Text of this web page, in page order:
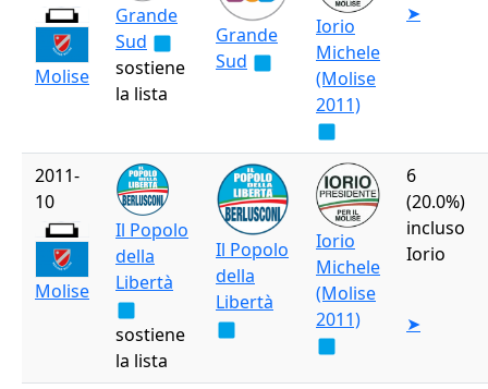
Molise
Grande
Sud
sostiene
la lista
Grande
Sud
Iorio
Michele
(Molise
2011)
➤
2011-
10
Molise
Il Popolo
della
Libertà
sostiene
la lista
Il Popolo
della
Libertà
Iorio
Michele
(Molise
2011)
6
(20.0%)
incluso
Iorio
➤